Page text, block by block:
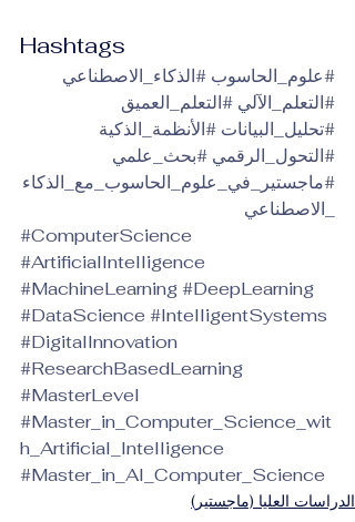
Hashtags
#علوم_الحاسوب #الذكاء_الاصطناعي
#التعلم_الآلي #التعلم_العميق
#تحليل_البيانات #الأنظمة_الذكية
#التحول_الرقمي #بحث_علمي
#ماجستير_في_علوم_الحاسوب_مع_الذكاء
_الاصطناعي
#ComputerScience
#ArtificialIntelligence
#MachineLearning#DeepLearning
#DataScience #IntelligentSystems
#DigitalInnovation
#ResearchBasedLearning
#MasterLevel
#Master_in_Computer_Science_wit
h_Artificial_Intelligence
#Master_in_AI_Computer_Science
الدراسات العليا (ماجستير)